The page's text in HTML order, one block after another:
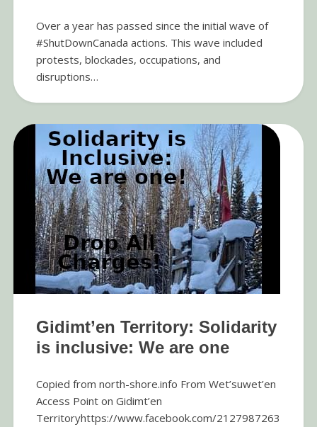
Over a year has passed since the initial wave of
#ShutDownCanada actions. This wave included
protests, blockades, occupations, and
disruptions…
Gidimt’en Territory: Solidarity
is inclusive: We are one
Copied from north-shore.info From Wet’suwet’en
Access Point on Gidimt’en
Territoryhttps://www.facebook.com/2127987263